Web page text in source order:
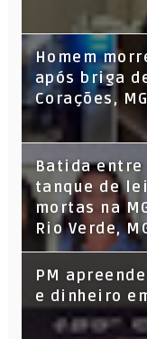
Homem
após briga
Corações, MG
Batida entre
tanque de
mortas na
Rio Verde,
PM
e dinheiro